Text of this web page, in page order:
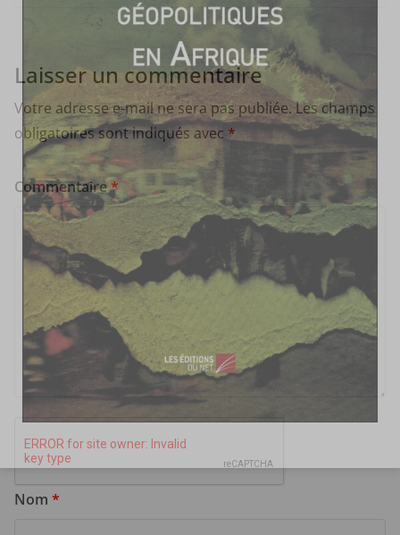
Laisser un commentaire
Votre adresse e-mail ne sera pas publiée. Les champs
obligatoires sont indiqués avec *
Commentaire*
Nom *